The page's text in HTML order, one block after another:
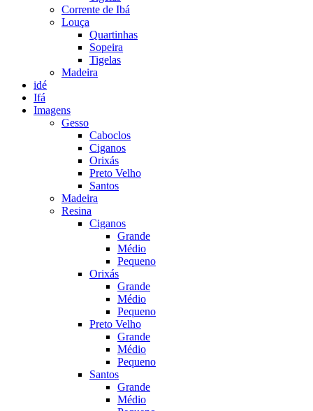
Corrente de Ibá
Louça
Quartinhas
Sopeira
Tigelas
Madeira
idé
Ifá
Imagens
Gesso
Caboclos
Ciganos
Orixás
Preto Velho
Santos
Madeira
Resina
Ciganos
Grande
Médio
Pequeno
Orixás
Grande
Médio
Pequeno
Preto Velho
Grande
Médio
Pequeno
Santos
Grande
Médio